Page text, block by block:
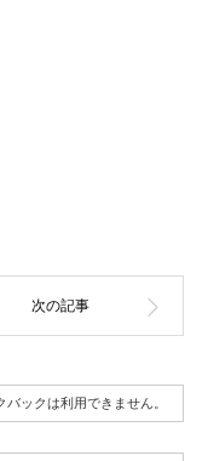
バックは利用できません。